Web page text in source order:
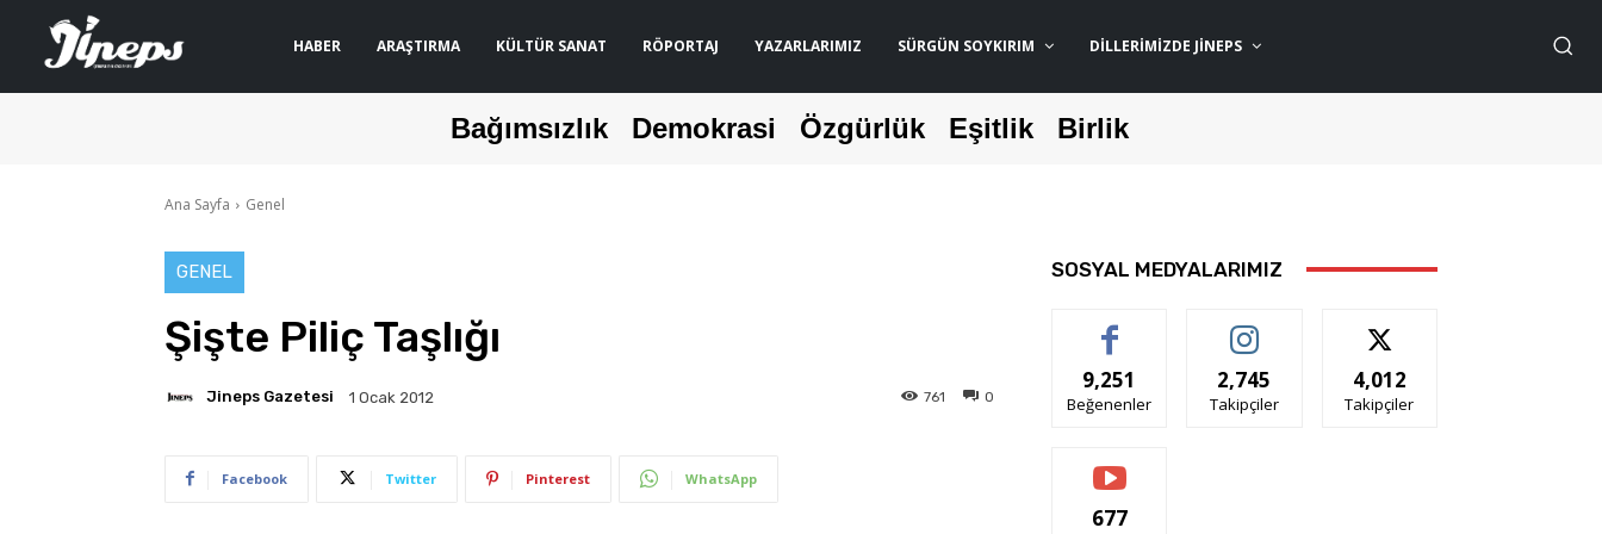
HABER ARAŞTIRMA KÜLTÜR SANAT RÖPORTAJ YAZARLARIMIZ SÜRGÜN SOYKIRIM DILLERIMIZDE JİNEPS
Bağımsızlık Demokrasi Özgürlük Eşitlik Birlik
Ana Sayfa Genel
GENEL
Şişte Piliç Taşlığı
Jineps Gazetesi 1 Ocak 2012 0
761
Facebook Twitter Pinterest WhatsApp
SOSYAL MEDYALARIMIZ
9,251
Beğenenler
2,745
Takipçiler
4,012
Takipçiler
677